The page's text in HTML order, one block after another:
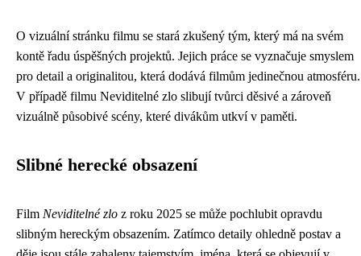
O vizuální stránku filmu se stará zkušený tým, který má na svém
kontě řadu úspěšných projektů. Jejich práce se vyznačuje smyslem
pro detail a originalitou, která dodává filmům jedinečnou atmosféru.
V případě filmu Neviditelné zlo slibují tvůrci děsivé a zároveň
vizuálně působivé scény, které divákům utkví v paměti.
Slibné herecké obsazení
Film Neviditelné zlo z roku 2025 se může pochlubit opravdu
slibným hereckým obsazením. Zatímco detaily ohledně postav a